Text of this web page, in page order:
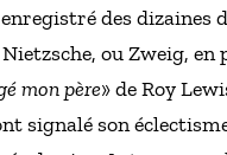
des dizaines
ou Zweig,
mon père» de Roy
signalé son